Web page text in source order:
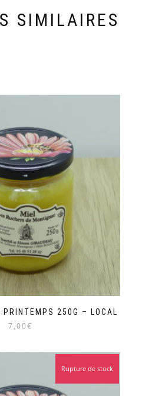
SIMILAIRES
PRINTEMPS 250G – LOCAL
7,00€
Rupture de stock